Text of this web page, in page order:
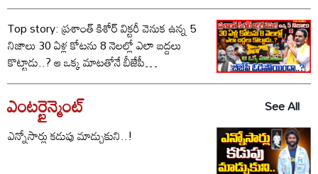
Top story: ప్రశాంత్ కిశోర్ విక్టరీ వెనుక ఉన్న 5
నిజాలు 30 ఏళ్ల కోటను 8 నెలల్లో ఎలా బద్దలు
కొట్టాడు..? ఆ ఒక్క మాటతోనే బీజేపీ
ఓడిపోయిందా..?
ఎంటర్టైన్మెంట్
See All
ఎన్నోసార్లు కడుపు మాడ్చుకుని..!